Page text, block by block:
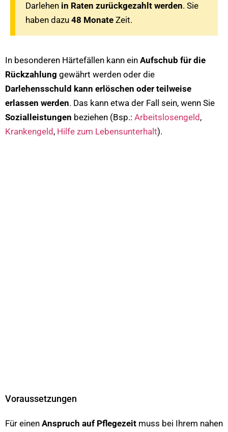
Darlehen in Raten zurückgezahlt werden. Sie
haben dazu 48 Monate Zeit.
In besonderen Härtefällen kann ein Aufschub für die
Rückzahlung gewährt werden oder die
Darlehensschuld kann erlöschen oder teilweise
erlassen werden. Das kann etwa der Fall sein, wenn Sie
Sozialleistungen beziehen (Bsp.: Arbeitslosengeld ,
Krankengeld , Hilfe zum Lebensunterhalt).
Voraussetzungen
Für einen Anspruch auf Pflegezeit muss bei Ihrem nahen